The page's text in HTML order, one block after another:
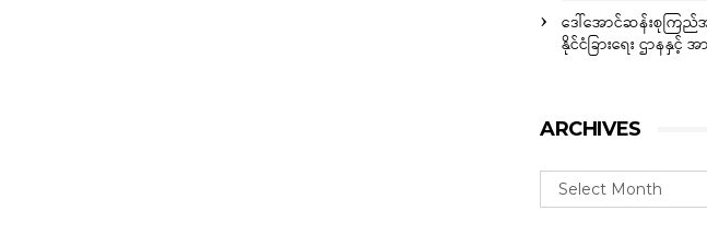
ဒေါ်အောင်ဆန်းစုကြည်အ
နိုင်ငံခြားရေး ဌာနနှင့်
ARCHIVES